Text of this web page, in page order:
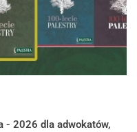
- 2026 dla adwokatów,